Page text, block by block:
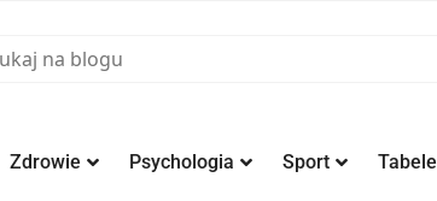
Zdrowie Psychologia Sport Tabele